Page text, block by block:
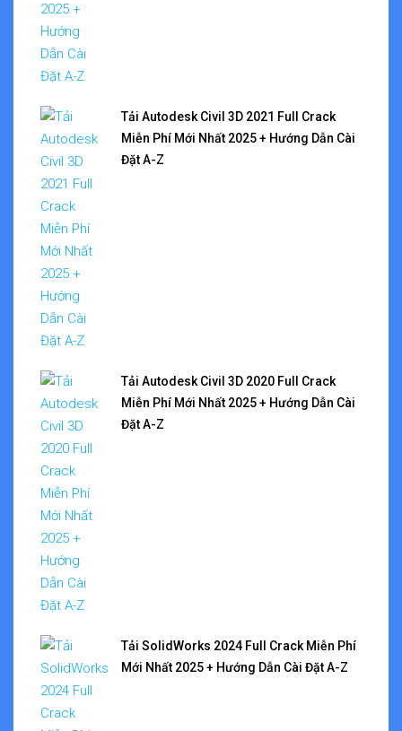
Tải Autodesk Civil 3D 2021 Full Crack
Miễn Phí Mới Nhất 2025 + Hướng Dẫn Cài
Đặt A-Z
Tải Autodesk Civil 3D 2020 Full Crack
Miễn Phí Mới Nhất 2025 + Hướng Dẫn Cài
Đặt A-Z
Tải SolidWorks 2024 Full Crack Miễn Phí
Mới Nhất 2025 + Hướng Dẫn Cài Đặt A-Z